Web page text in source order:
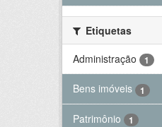
Etiquetas
Administração
1
Bens imóveis 1
Patrimônio 1